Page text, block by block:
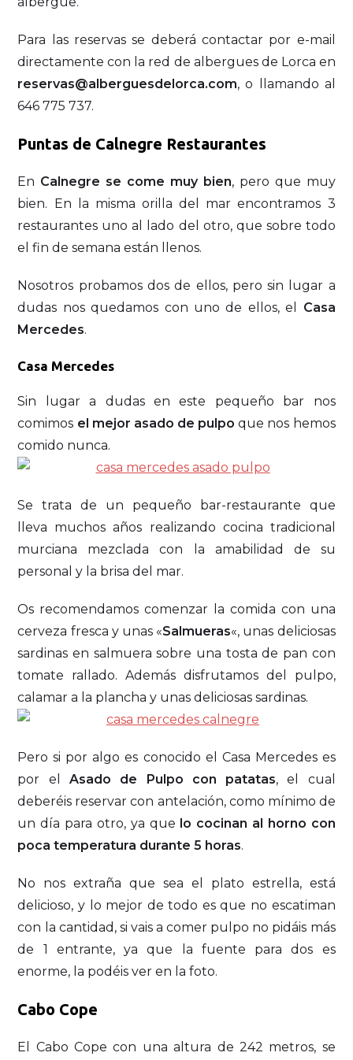
Para las reservas se deberá contactar por e-mail
directamente con la red de albergues de Lorca en
reservas@alberguesdelorca.com, o llamando al
646 775 737.
Puntas de Calnegre Restaurantes
En Calnegre se come muy bien, pero que muy
bien. En la misma orilla del mar encontramos 3
restaurantes uno al lado del otro, que sobre todo
el fin de semana están llenos.
Nosotros probamos dos de ellos, pero sin lugar a
dudas nos quedamos con uno de ellos, el Casa
Mercedes.
Casa Mercedes
Sin lugar a dudas en este pequeño bar nos
comimos el mejor asado de pulpo que nos hemos
comido nunca.
Se trata de un pequeño bar-restaurante que
lleva muchos años realizando cocina tradicional
murciana mezclada con la amabilidad de su
personal y la brisa del mar.
Os recomendamos comenzar la comida con una
cerveza fresca y unas «Salmueras«, unas deliciosas
sardinas en salmuera sobre una tosta de pan con
tomate rallado. Además disfrutamos del pulpo,
calamar a la plancha y unas deliciosas sardinas.
Pero si por algo es conocido el Casa Mercedes es
por el Asado de Pulpo con patatas, el cual
deberéis reservar con antelación, como mínimo de
un día para otro, ya que lo cocinan al horno con
poca temperatura durante 5 horas.
No nos extraña que sea el plato estrella, está
delicioso, y lo mejor de todo es que no escatiman
con la cantidad, si vais a comer pulpo no pidáis más
de 1 entrante, ya que la fuente para dos es
enorme, la podéis ver en la foto.
Cabo Cope
El Cabo Cope con una altura de 242 metros, se